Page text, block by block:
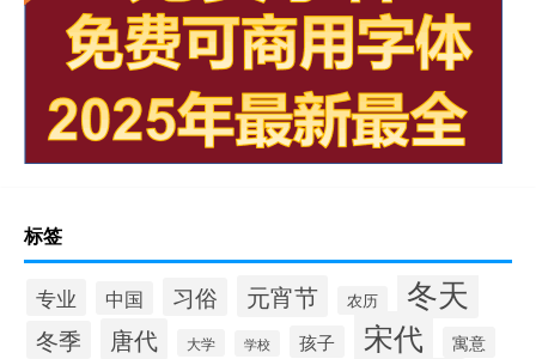
标签
专业 中国 习俗 元宵节 农历 冬天
冬季 唐代 大学 学校 孩子 宋代 寓意